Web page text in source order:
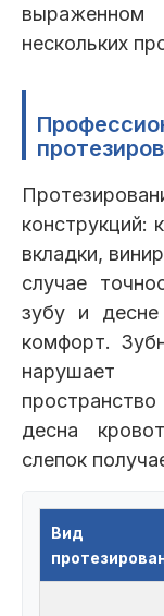
нескольких
конструкций:
вкладки,
случае
зубу и десне
комфорт.
нарушает
десна
слепок
Вид